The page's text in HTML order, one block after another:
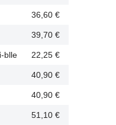
36,60 €
39,70 €
-blle 22,25 €
40,90 €
40,90 €
51,10 €